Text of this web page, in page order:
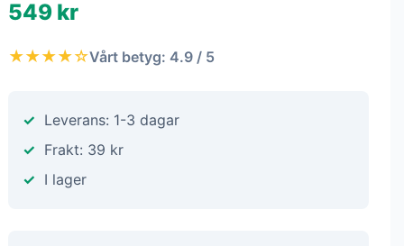
549 kr
★★★★☆Vårt betyg: 4.9 / 5
Leverans: 1-3 dagar
Frakt: 39 kr
I lager